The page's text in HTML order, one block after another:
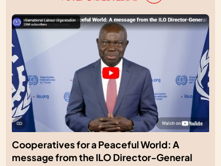
Cooperatives for a Peaceful World: A
message from the ILO Director-General